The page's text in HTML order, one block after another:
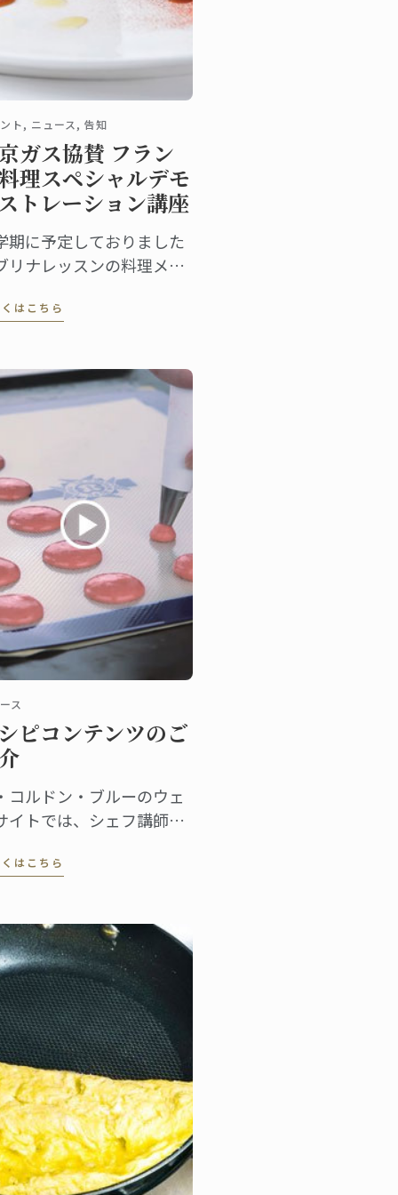
ト, ニュース, 告知
ガス協賛 フラン
理スペシャルデモ
トレーション講座
期に予定しておりました
リナレッスンの料理メニ
トレーションにてご紹介
ジルシェフ特製プチ・デ
ルもお楽しみいただけま
はこちら
ス
ピコンテンツのご
コルドン・ブルーのウェ
イトでは、シェフ講師に
ています。簡単に作るこ
ーまでレシピはさまざ
現在、英語版をご覧いた
ますが、日本語のページ
次アップデートを予定し
ます。
はこちら